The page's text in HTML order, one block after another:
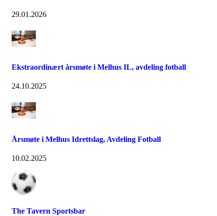
29.01.2026
Ekstraordinært årsmøte i Melhus IL, avdeling fotball
24.10.2025
Årsmøte i Melhus Idrettslag, Avdeling Fotball
10.02.2025
The Tavern Sportsbar